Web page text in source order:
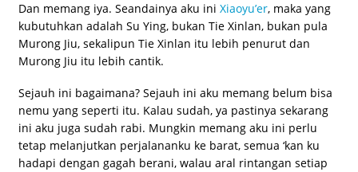
Dan memang iya. Seandainya aku ini Xiaoyu’er, maka yang
kubutuhkan adalah Su Ying, bukan Tie Xinlan, bukan pula
Murong Jiu, sekalipun Tie Xinlan itu lebih penurut dan
Murong Jiu itu lebih cantik.
Sejauh ini bagaimana? Sejauh ini aku memang belum bisa
nemu yang seperti itu. Kalau sudah, ya pastinya sekarang
ini aku juga sudah rabi. Mungkin memang aku ini perlu
tetap melanjutkan perjalananku ke barat, semua ‘kan ku
hadapi dengan gagah berani, walau aral rintangan setiap